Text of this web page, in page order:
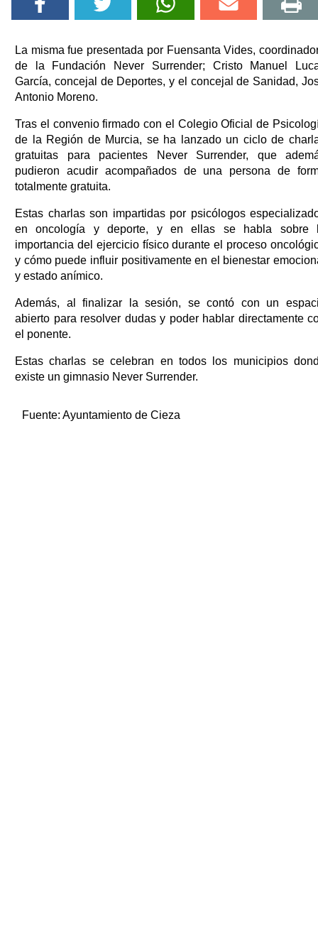
La misma fue presentada por Fuensanta Vides,
de la Fundación Never Surrender; Cristo Manuel
García, concejal de Deportes, y el concejal de Sanidad,
Antonio Moreno.
Tras el convenio firmado con el Colegio Oficial de
de la Región de Murcia, se ha lanzado un ciclo de
gratuitas para pacientes Never Surrender, que
pudieron acudir acompañados de una persona de
totalmente gratuita.
Estas charlas son impartidas por psicólogos
en oncología y deporte, y en ellas se habla sobre
importancia del ejercicio físico durante el proceso
y cómo puede influir positivamente en el bienestar
y estado anímico.
Además, al finalizar la sesión, se contó con un
abierto para resolver dudas y poder hablar directamente
el ponente.
Estas charlas se celebran en todos los municipios
existe un gimnasio Never Surrender.
Fuente: Ayuntamiento de Cieza